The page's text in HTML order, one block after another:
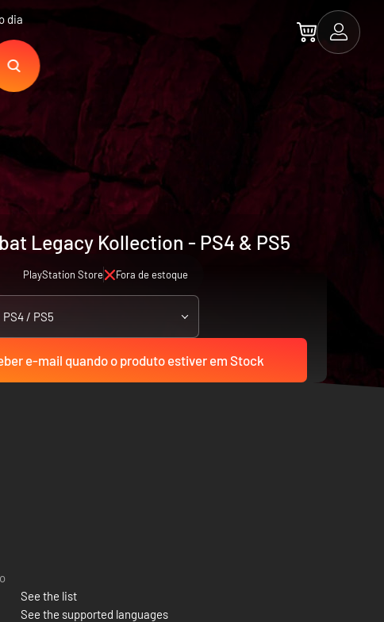
dia
Legacy Kollection - PS4 & PS5
PlayStation Store Fora de estoque
PS4 / PS5
e-mail quando o produto estiver em Stock
See the list
See the supported languages